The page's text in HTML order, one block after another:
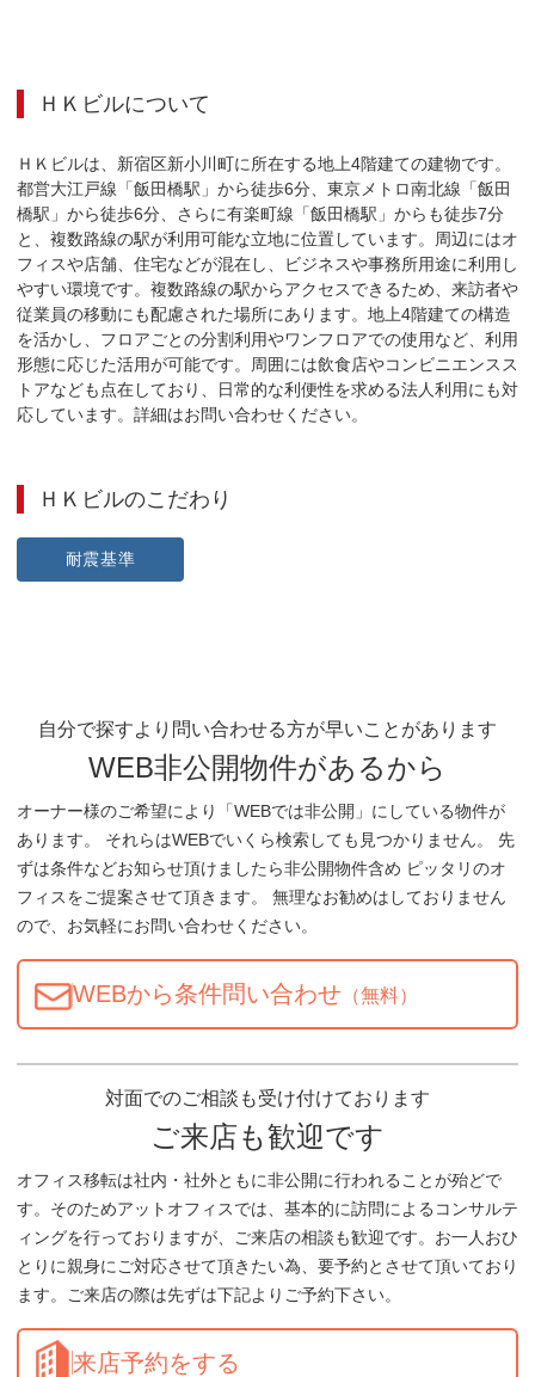
ＨＫビルについて
ＨＫビルは、新宿区新小川町に所在する地上4階建ての建物です。
都営大江戸線「飯田橋駅」から徒歩6分、東京メトロ南北線「飯田
橋駅」から徒歩6分、さらに有楽町線「飯田橋駅」からも徒歩7分
と、複数路線の駅が利用可能な立地に位置しています。周辺にはオ
フィスや店舗、住宅などが混在し、ビジネスや事務所用途に利用し
やすい環境です。複数路線の駅からアクセスできるため、来訪者や
従業員の移動にも配慮された場所にあります。地上4階建ての構造
を活かし、フロアごとの分割利用やワンフロアでの使用など、利用
形態に応じた活用が可能です。周囲には飲食店やコンビニエンスス
トアなども点在しており、日常的な利便性を求める法人利用にも対
応しています。詳細はお問い合わせください。
ＨＫビルのこだわり
耐震基準
自分で探すより問い合わせる方が早いことがあります
WEB非公開物件があるから
オーナー様のご希望により「WEBでは非公開」にしている物件が
あります。 それらはWEBでいくら検索しても見つかりません。 先
ずは条件などお知らせ頂けましたら非公開物件含め ピッタリのオ
フィスをご提案させて頂きます。 無理なお勧めはしておりません
ので、お気軽にお問い合わせください。
WEBから条件問い合わせ （無料）
対面でのご相談も受け付けております
ご来店も歓迎です
オフィス移転は社内・社外ともに非公開に行われることが殆どで
す。そのためアットオフィスでは、基本的に訪問によるコンサルテ
ィングを行っておりますが、ご来店の相談も歓迎です。お一人おひ
とりに親身にご対応させて頂きたい為、要予約とさせて頂いており
ます。ご来店の際は先ずは下記よりご予約下さい。
来店予約をする